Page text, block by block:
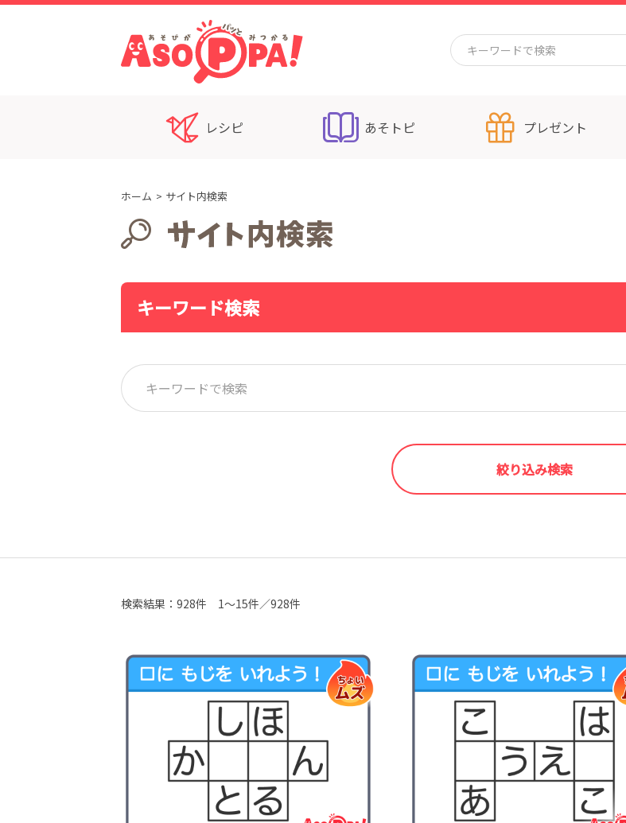
レシピ あそトピ プレゼント
ホーム サイト内検索
キーワード検索
絞り込み検索
検索結果： 928件 1～15件／928件